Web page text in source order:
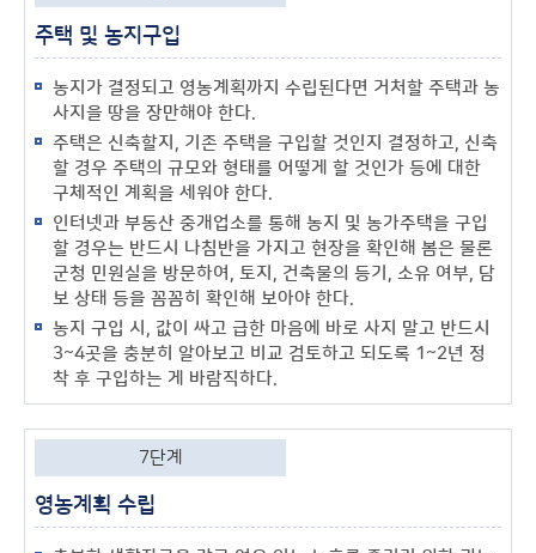
주택 및 농지구입
농지가 결정되고 영농계획까지 수립된다면 거처할 주택과 농
사지을 땅을 장만해야 한다.
주택은 신축할지, 기존 주택을 구입할 것인지 결정하고, 신축
할 경우 주택의 규모와 형태를 어떻게 할 것인가 등에 대한
구체적인 계획을 세워야 한다.
인터넷과 부동산 중개업소를 통해 농지 및 농가주택을 구입
할 경우는 반드시 나침반을 가지고 현장을 확인해 봄은 물론
군청 민원실을 방문하여, 토지, 건축물의 등기, 소유 여부, 담
보 상태 등을 꼼꼼히 확인해 보아야 한다.
농지 구입 시, 값이 싸고 급한 마음에 바로 사지 말고 반드시
3~4곳을 충분히 알아보고 비교 검토하고 되도록 1~2년 정
착 후 구입하는 게 바람직하다.
7단계
영농계획 수립